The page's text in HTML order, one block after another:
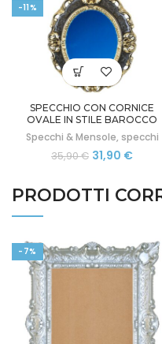
-11%
SPECCHIO CON CORNICE
OVALE IN STILE BAROCCO
FINTO VINTAGE CM 49X35
Specchi & Mensole, specchi
35,90€ Il
31,90 €Il
è:
PRODOTTI
-7%